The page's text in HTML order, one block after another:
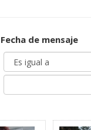
Fecha de mensaje